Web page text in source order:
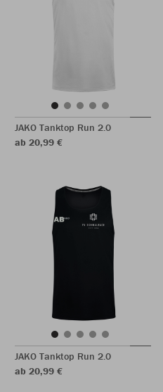
JAKO Tanktop Run 2.0
ab 20,99 €
JAKO Tanktop Run 2.0
ab 20,99 €